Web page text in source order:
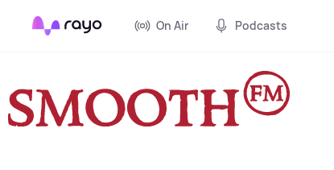
On Air Podcasts